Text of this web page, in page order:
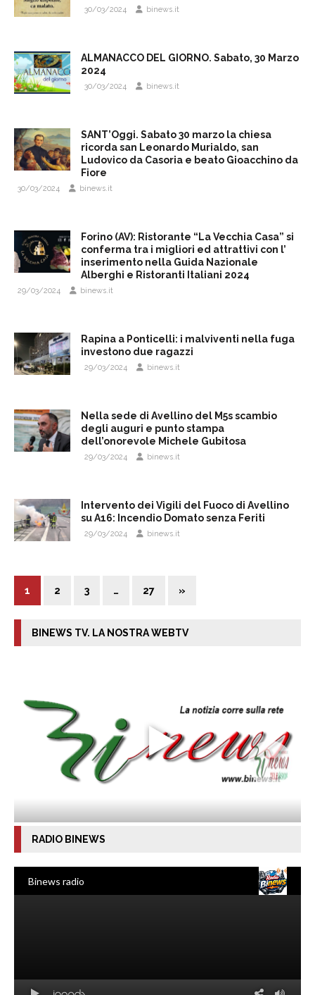
30/03/2024 binews.it
ALMANACCO DEL GIORNO. Sabato, 30 Marzo
2024
30/03/2024 binews.it
SANT’Oggi. Sabato 30 marzo la chiesa
ricorda san Leonardo Murialdo, san
Ludovico da Casoria e beato Gioacchino da
Fiore
30/03/2024 binews.it
Forino (AV): Ristorante “La Vecchia Casa” si
conferma tra i migliori ed attrattivi con l’
inserimento nella Guida Nazionale
Alberghi e Ristoranti Italiani 2024
29/03/2024 binews.it
Rapina a Ponticelli: i malviventi nella fuga
investono due ragazzi
29/03/2024 binews.it
Nella sede di Avellino del M5s scambio
degli auguri e punto stampa
dell’onorevole Michele Gubitosa
29/03/2024 binews.it
Intervento dei Vigili del Fuoco di Avellino
su A16: Incendio Domato senza Feriti
29/03/2024 binews.it
1 2 3 … 27 »
BINEWS TV. LA NOSTRA WEBTV
RADIO BINEWS